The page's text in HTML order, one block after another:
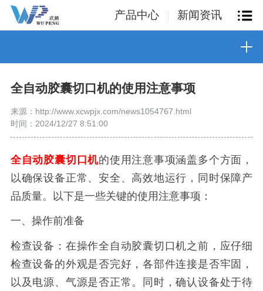
产品中心 新闻资讯
全自动胶囊切口机的使用注意事项
来源：http://www.xcwpjx.com/news1054767.html
时间：2024/12/27 8:51:00
全自动胶囊切口机的使用注意事项涵盖多个方面，
以确保设备正常、安全、高效地运行，同时保障产
品质量。以下是一些关键的使用注意事项：
一、操作前准备
检查设备：在操作全自动胶囊切口机之前，应仔细
检查设备的外观是否完好，各部件连接是否牢固，
以及电源、气源是否正常。同时，确认设备处于待